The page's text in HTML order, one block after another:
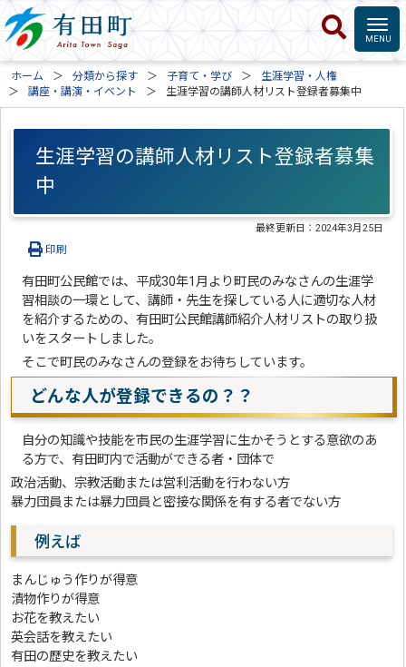
ホーム 分類から探す 子育て・学び
生涯学習・人権
講座・講演・イベント
生涯学習の講師人材リスト登録者募集中
生涯学習の講師人材リスト登録者募集
中
最終更新日：2024年3月25日
印刷
有田町公民館では、平成30年1月より町民のみなさんの生涯学
習相談の一環として、講師・先生を探している人に適切な人材
を紹介するための、有田町公民館講師紹介人材リストの取り扱
いをスタートしました。
そこで町民のみなさんの登録をお待ちしています。
どんな人が登録できるの？？
自分の知識や技能を市民の生涯学習に生かそうとする意欲のあ
る方で、有田町内で活動ができる者・団体で
政治活動、宗教活動または営利活動を行わない方
暴力団員または暴力団員と密接な関係を有する者でない方
例えば
まんじゅう作りが得意
漬物作りが得意
お花を教えたい
英会話を教えたい
有田の歴史を教えたい